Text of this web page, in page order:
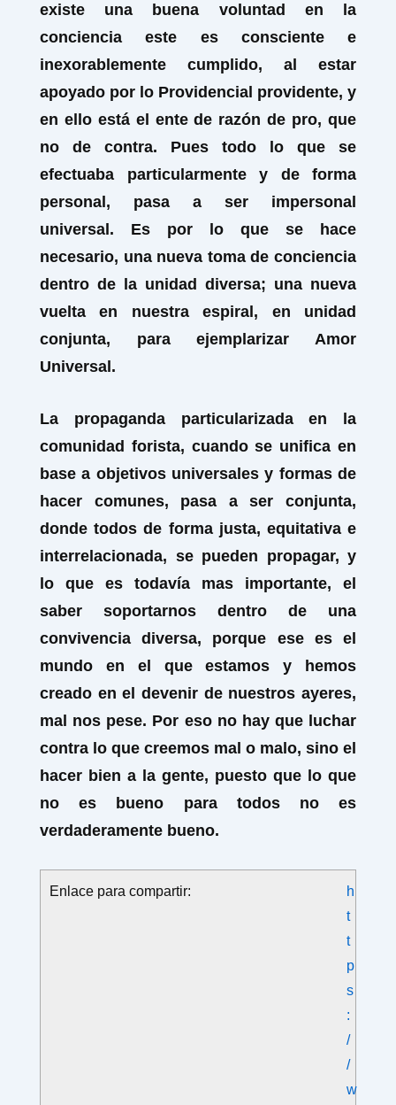
existe una buena voluntad en la
conciencia este es consciente e
inexorablemente cumplido, al estar
apoyado por lo Providencial providente, y
en ello está el ente de razón de pro, que
no de contra. Pues todo lo que se
efectuaba particularmente y de forma
personal, pasa a ser impersonal
universal. Es por lo que se hace
necesario, una nueva toma de conciencia
dentro de la unidad diversa; una nueva
vuelta en nuestra espiral, en unidad
conjunta, para ejemplarizar Amor
Universal.
La propaganda particularizada en la
comunidad forista, cuando se unifica en
base a objetivos universales y formas de
hacer comunes, pasa a ser conjunta,
donde todos de forma justa, equitativa e
interrelacionada, se pueden propagar, y
lo que es todavía mas importante, el
saber soportarnos dentro de una
convivencia diversa, porque ese es el
mundo en el que estamos y hemos
creado en el devenir de nuestros ayeres,
mal nos pese. Por eso no hay que luchar
contra lo que creemos mal o malo, sino el
hacer bien a la gente, puesto que lo que
no es bueno para todos no es
verdaderamente bueno.
Enlace para compartir:
h
t
t
p
s
:
/
/
w